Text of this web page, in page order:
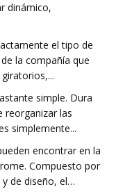
dinámico,
el tipo de
la compañía que
simple. Dura
reorganizar las
simplemente...
encontrar en la
Compuesto por
de diseño, el…